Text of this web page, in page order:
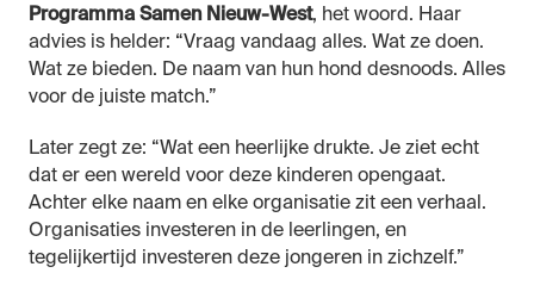
Programma Samen Nieuw-West, het woord. Haar
advies is helder: “Vraag vandaag alles. Wat ze doen.
Wat ze bieden. De naam van hun hond desnoods. Alles
voor de juiste match.”
Later zegt ze: “Wat een heerlijke drukte. Je ziet echt
dat er een wereld voor deze kinderen opengaat.
Achter elke naam en elke organisatie zit een verhaal.
Organisaties investeren in de leerlingen, en
tegelijkertijd investeren deze jongeren in zichzelf.”